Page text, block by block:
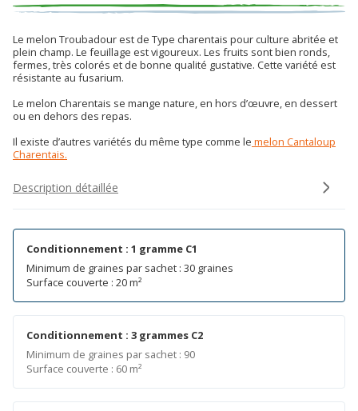
Le melon Troubadour est de Type charentais pour culture abritée et
plein champ. Le feuillage est vigoureux. Les fruits sont bien ronds,
fermes, très colorés et de bonne qualité gustative. Cette variété est
résistante au fusarium.
Le melon Charentais se mange nature, en hors d’œuvre, en dessert
ou en dehors des repas.
Il existe d’autres variétés du même type comme le melon Cantaloup
Charentais.
Description détaillée
Conditionnement : 1 gramme C1
Minimum de graines par sachet : 30 graines
Surface couverte : 20 m²
Conditionnement : 3 grammes C2
Minimum de graines par sachet : 90
Surface couverte : 60 m²